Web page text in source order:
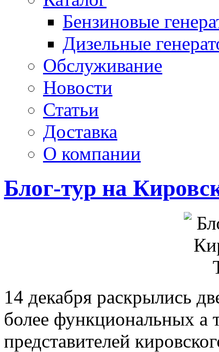
Бензиновые
Дизельные
Обслуживание
Новости
Статьи
Доставка
О компании
Блог-тур на
14 декабря раскрылись
более функциональных а
представителей